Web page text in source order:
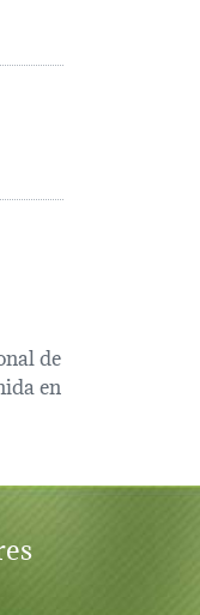
de
en